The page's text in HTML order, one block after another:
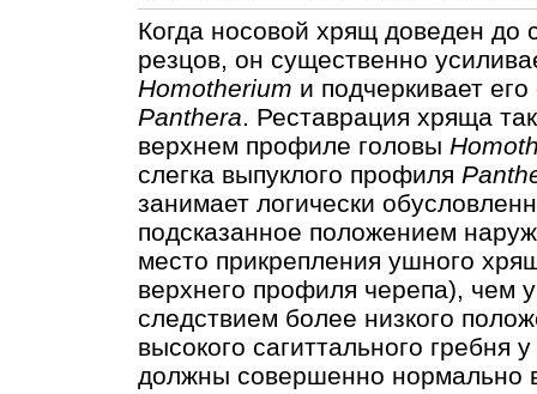
Когда носовой хрящ доведен до
резцов, он существенно
Homotherium и подчеркивает
Panthera. Реставрация хряща
верхнем профиле головы
слегка выпуклого профиля
занимает логически
подсказанное положением
место прикрепления ушного
верхнего профиля черепа), чем
следствием более низкого
высокого сагиттального гребня у
должны совершенно нормально